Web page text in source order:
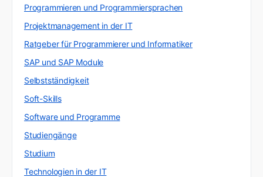
Programmieren und Programmiersprachen
Projektmanagement in der IT
Ratgeber für Programmierer und Informatiker
SAP und SAP Module
Selbstständigkeit
Soft-Skills
Software und Programme
Studiengänge
Studium
Technologien in der IT